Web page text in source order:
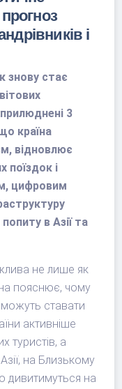
і
знову стає
3
країна
відновлює
поїздок і
цифровим
в Азії та
не лише як
пояснює, чому
ставати
активніше
туристів, а
на Близькому
дивитимуться на